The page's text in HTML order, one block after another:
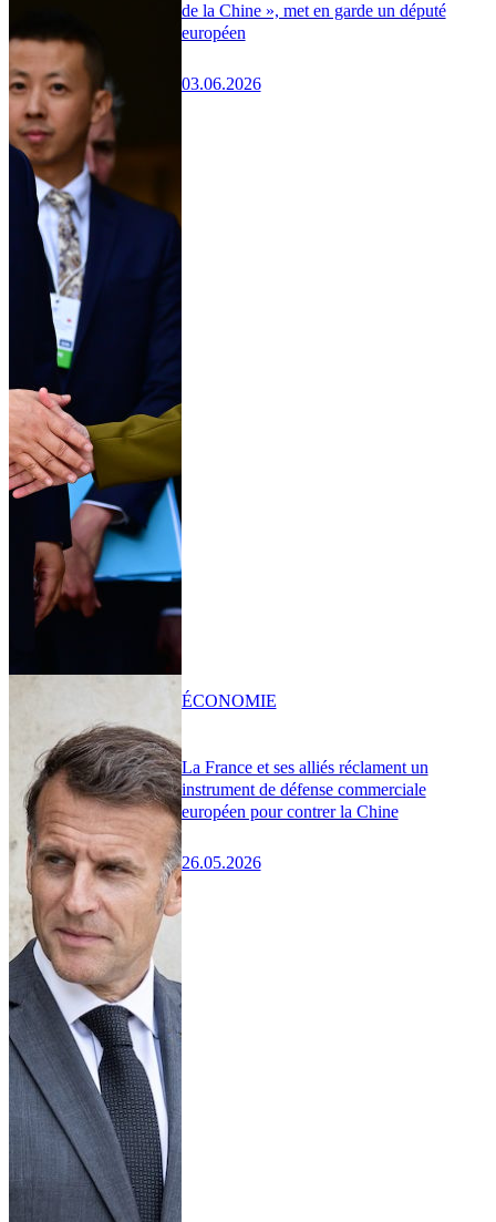
de la Chine », met en garde un député
européen
03.06.2026
La France et ses alliés réclament un
instrument de défense commerciale
européen pour contrer la Chine
26.05.2026
ÉCONOMIE